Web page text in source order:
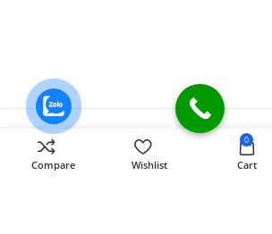
CÔNG TY TNHH VI TÍNH ĐỒNG NAI Số
589,Đồng Khởi, KP8, P.Tân Triều, Tỉnh
Đồng Nai
MST: 3603507123 Sở Kế
Compare Wishlist
0
Cart